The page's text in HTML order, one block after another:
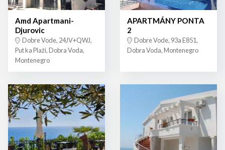
Amd Apartmani-
Djurovic
Dobre Vode, 24JV+QWJ,
Put ka Plaži, Dobra Voda,
Montenegro
APARTMÁNY PONTA
2
Dobre Vode, 93a E851,
Dobra Voda, Montenegro